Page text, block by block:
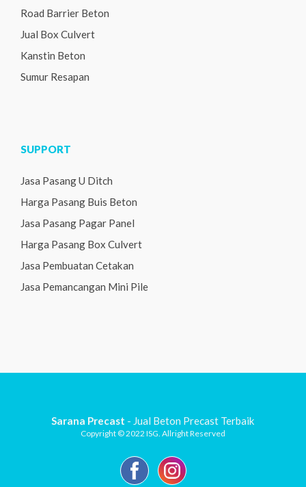
Road Barrier Beton
Jual Box Culvert
Kanstin Beton
Sumur Resapan
SUPPORT
Jasa Pasang U Ditch
Harga Pasang Buis Beton
Jasa Pasang Pagar Panel
Harga Pasang Box Culvert
Jasa Pembuatan Cetakan
Jasa Pemancangan Mini Pile
Sarana Precast - Jual Beton Precast Terbaik
Copyright © 2022 ISG. Allright Reserved